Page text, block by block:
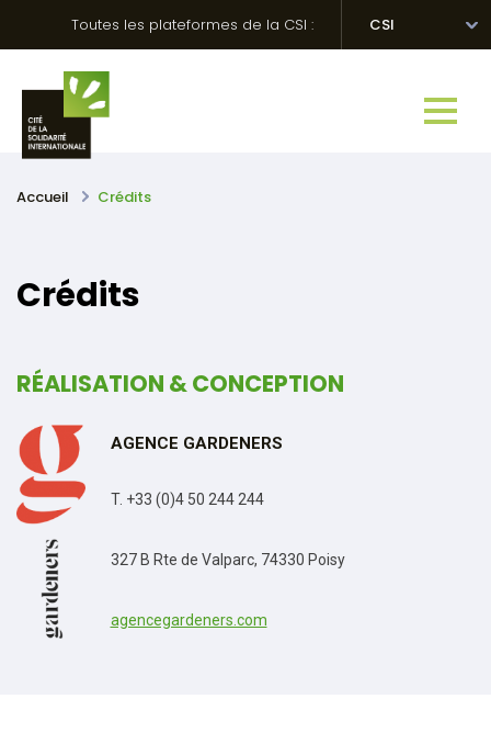
Toutes les plateformes de la CSI : CSI
Accueil Crédits
Crédits
RÉALISATION & CONCEPTION
AGENCE GARDENERS
T. +33 (0)4 50 244 244
327 B Rte de Valparc, 74330 Poisy
agencegardeners.com